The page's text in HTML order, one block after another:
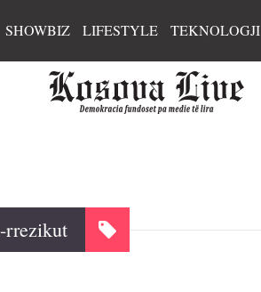
SHOWBIZ LIFESTYLE TEKNOLOGJI
rrezikut